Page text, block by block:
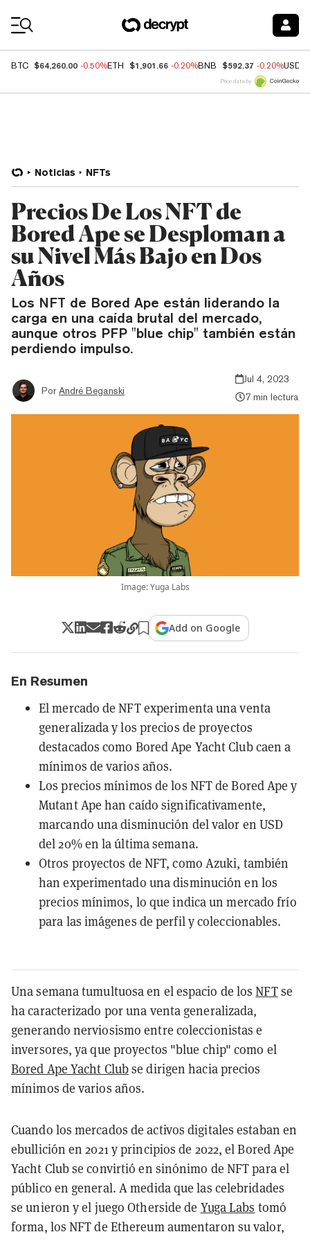
BTC $64,260.00 -0.50%ETH $1,901.66 -0.20%BNB $592.37 -0.20%USDC
Price data by
Noticias NFTs
Precios De Los NFT de
Bored Ape se Desploman a
su Nivel Más Bajo en Dos
Años
Los NFT de Bored Ape están liderando la
carga en una caída brutal del mercado,
aunque otros PFP "blue chip" también están
perdiendo impulso.
Por André Beganski
Jul 4, 2023
7 min lectura
Image: Yuga Labs
Add on Google
En Resumen
El mercado de NFT experimenta una venta
generalizada y los precios de proyectos
destacados como Bored Ape Yacht Club caen a
mínimos de varios años.
Los precios mínimos de los NFT de Bored Ape y
Mutant Ape han caído significativamente,
marcando una disminución del valor en USD
del 20% en la última semana.
Otros proyectos de NFT, como Azuki, también
han experimentado una disminución en los
precios mínimos, lo que indica un mercado frío
para las imágenes de perfil y coleccionables.
Una semana tumultuosa en el espacio de losNFTse
ha caracterizado por una venta generalizada,
generando nerviosismo entre coleccionistas e
inversores, ya que proyectos "blue chip" como el
Bored Ape Yacht Clubse dirigen hacia precios
mínimos de varios años.
Cuando los mercados de activos digitales estaban en
ebullición en 2021 y principios de 2022, el Bored Ape
Yacht Club se convirtió en sinónimo de NFT para el
público en general. A medida que las celebridades
se unieron y el juego Otherside de Yuga Labs tomó
forma, los NFT de Ethereum aumentaron su valor,